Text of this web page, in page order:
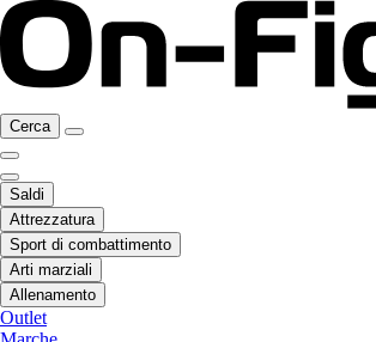
Cerca
Saldi
Attrezzatura
Sport di combattimento
Arti marziali
Allenamento
Outlet